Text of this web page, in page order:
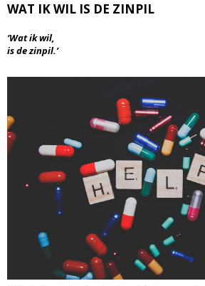
WAT IK WIL IS DE ZINPIL
‘Wat ik wil,
is de zinpil.’